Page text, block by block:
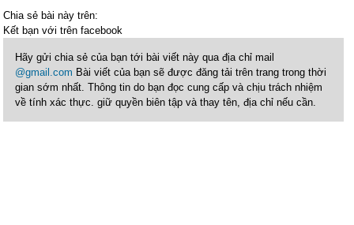
Chia sẻ bài này trên:
Kết bạn vớitrên facebook
Hãy gửi chia sẻ của bạn tới bài viết này qua địa chỉ mail
@gmail.com Bài viết của bạn sẽ được đăng tải trên trang trong thời
gian sớm nhất. Thông tin do bạn đọc cung cấp và chịu trách nhiệm
về tính xác thực. giữ quyền biên tập và thay tên, địa chỉ nếu cần.